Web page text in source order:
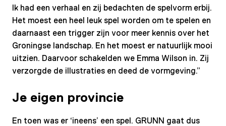
Ik had een verhaal en zij bedachten de spelvorm erbij.
Het moest een heel leuk spel worden om te spelen en
daarnaast een trigger zijn voor meer kennis over het
Groningse landschap. En het moest er natuurlijk mooi
uitzien. Daarvoor schakelden we Emma Wilson in. Zij
verzorgde de illustraties en deed de vormgeving.”
Je eigen provincie
En toen was er ‘ineens’ een spel. GRUNN gaat dus